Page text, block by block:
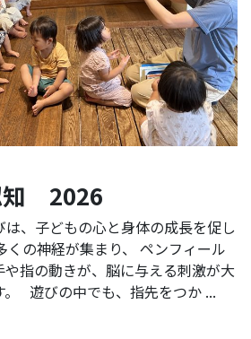
知 2026
、子どもの心と身体の成長を促し
くの神経が集まり、 ペンフィール
や指の動きが、脳に与える刺激が大
。 遊びの中でも、指先をつか ...